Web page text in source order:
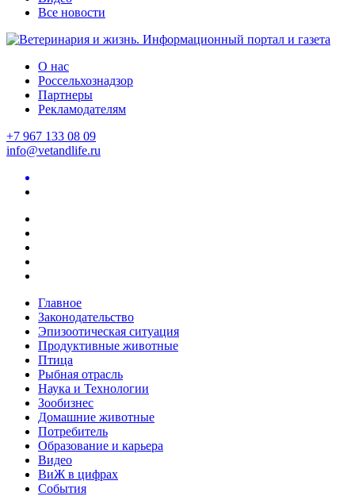
Все новости
О нас
Россельхознадзор
Партнеры
Рекламодателям
+7 967 133 08 09
info@vetandlife.ru
Главное
Законодательство
Эпизоотическая ситуация
Продуктивные животные
Птица
Рыбная отрасль
Наука и Технологии
Зообизнес
Домашние животные
Потребитель
Образование и карьера
Видео
ВиЖ в цифрах
События